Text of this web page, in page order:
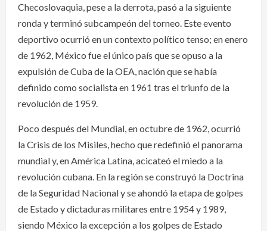
Checoslovaquia, pese a la derrota, pasó a la siguiente
ronda y terminó subcampeón del torneo. Este evento
deportivo ocurrió en un contexto político tenso; en enero
de 1962, México fue el único país que se opuso a la
expulsión de Cuba de la OEA, nación que se había
definido como socialista en 1961 tras el triunfo de la
revolución de 1959.
Poco después del Mundial, en octubre de 1962, ocurrió
la Crisis de los Misiles, hecho que redefinió el panorama
mundial y, en América Latina, acicateó el miedo a la
revolución cubana. En la región se construyó la Doctrina
de la Seguridad Nacional y se ahondó la etapa de golpes
de Estado y dictaduras militares entre 1954 y 1989,
siendo México la excepción a los golpes de Estado